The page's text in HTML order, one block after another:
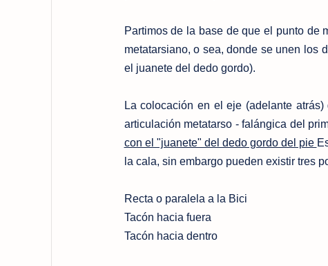
Partimos de la base de que el punto de
metatarsiano, o sea, donde se unen los
el juanete del dedo gordo).
La colocación en el eje (adelante
articulación metatarso - falángica del
con el "juanete" del dedo gordo del pie
la cala, sin embargo pueden existir tres
Recta o paralela a la Bici
Tacón hacia fuera
Tacón hacia dentro